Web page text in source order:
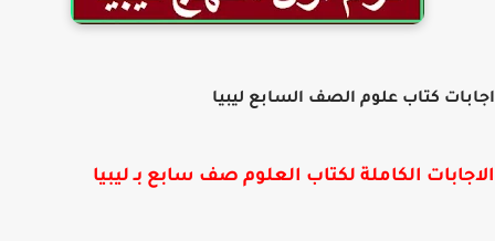
كتاب علوم الصف السابع ليبيا
الكاملة لكتاب العلوم صف سابع بـ ليبيا